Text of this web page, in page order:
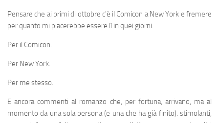
Pensare che ai primi di ottobre c'è il Comicon a New York e fremere
per quanto mi piacerebbe essere lì in quei giorni.
Per il Comicon.
Per New York.
Per me stesso.
E ancora commenti al romanzo che, per fortuna, arrivano, ma al
momento da una sola persona (e una che ha già finito): stimolanti,